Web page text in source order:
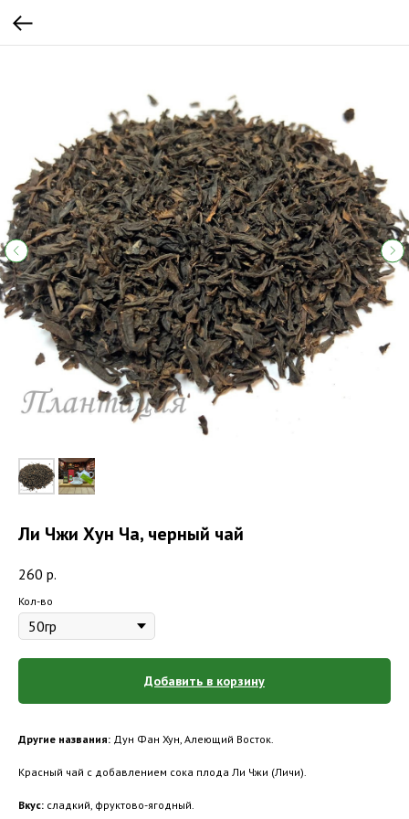
Ли Чжи Хун Ча, черный чай
260 р.
Кол-во
Добавить в корзину
Другие названия: Дун Фан Хун, Алеющий Восток.
Красный чай с добавлением сока плода Ли Чжи (Личи).
Вкус: сладкий, фруктово-ягодный.